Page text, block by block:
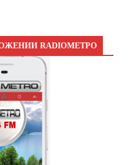
RADIOМЕТРО